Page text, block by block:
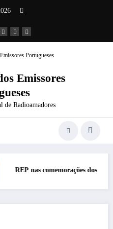
Emissores
de Radioamadores
dos 60 anos da Ponte 25